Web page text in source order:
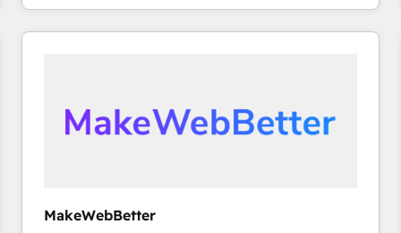
革を、構想から実装・定着までPMOとして主導。「設
定の代行ではなく、設計の責任」を引き受け、部門横断
提供。 ▸ 既存CRM・MAからの移行支援：Salesforce・
ンツとサイト構造を最適化。 🏆 なぜ100incを選ぶの
Loop Marketing framework through expert-led
services, smart agents, and purpose-built apps,
🎯Demand Gen & ABM: Drive pipeline with inbound,
ABM, AEO, SEO, & paid media that fuel growth. 👩‍💻
configure HubSpot AI, & maximize AEO with tailored
MakeWebBetter